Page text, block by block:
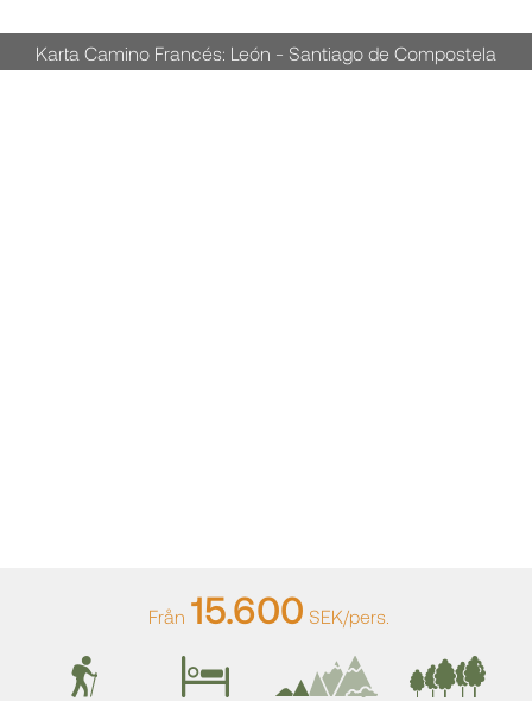
Karta Camino Francés: León - Santiago de Compostela
Från 15.600 SEK/pers.